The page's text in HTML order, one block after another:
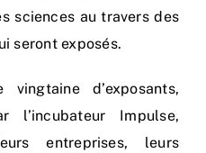
sciences au travers des
seront exposés.
d’exposants,
l’incubateur Impulse,
entreprises, leurs